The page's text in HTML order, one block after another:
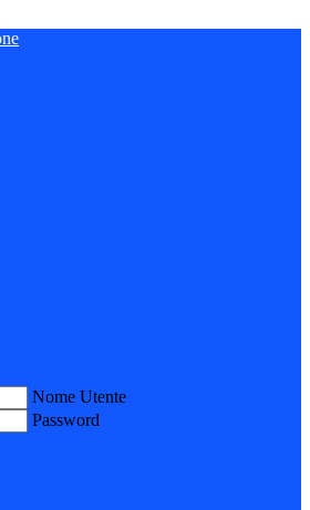
Nome Utente
Password